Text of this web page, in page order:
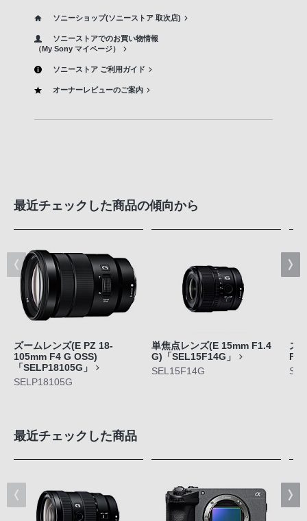
ソニーショップ(ソニーストア 取次店)
ソニーストアでのお買い物情報
（My Sony マイページ）
ソニーストア ご利用ガイド
オーナーレビューのご案内
最近チェックした商品の傾向から
ズームレンズ(E PZ 18-
105mm F4 G OSS)
「SELP18105G」
SELP18105G
単焦点レンズ(E 15mm F1.4
G)「SEL15F14G」
SEL15F14G
ズ
F4
最近チェックした商品